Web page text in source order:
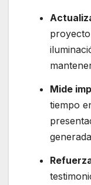
Mide
tiempo